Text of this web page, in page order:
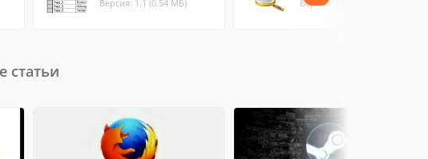
Версия: 1.1 (0.54 МБ) Версия: 10.11.0. (10.48 МБ)
статьи